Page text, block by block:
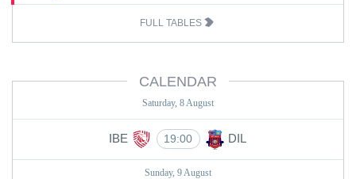
FULL TABLES
CALENDAR
Saturday, 8 August
IBE 19:00 DIL
Sunday, 9 August